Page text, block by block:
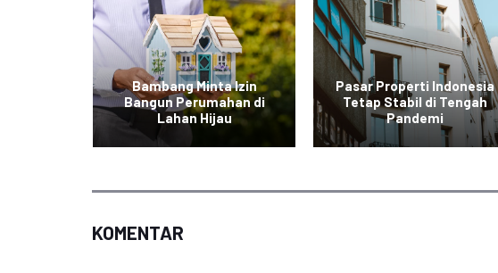
Bambang Minta Izin
Bangun Perumahan di
Lahan Hijau
Pasar Properti Indonesia
Tetap Stabil di Tengah
Pandemi
KOMENTAR